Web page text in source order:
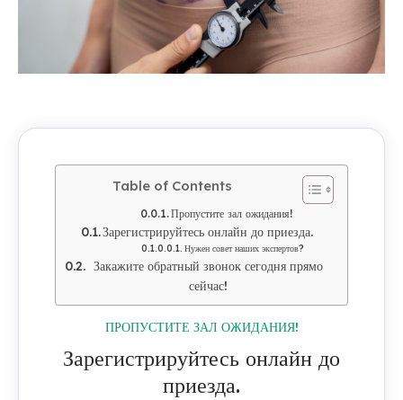
Table of Contents
Пропустите зал ожидания!
Зарегистрируйтесь онлайн до приезда.
Нужен совет наших экспертов?
Закажите обратный звонок сегодня прямо
сейчас!
ПРОПУСТИТЕ ЗАЛ ОЖИДАНИЯ!
Зарегистрируйтесь онлайн до
приезда.